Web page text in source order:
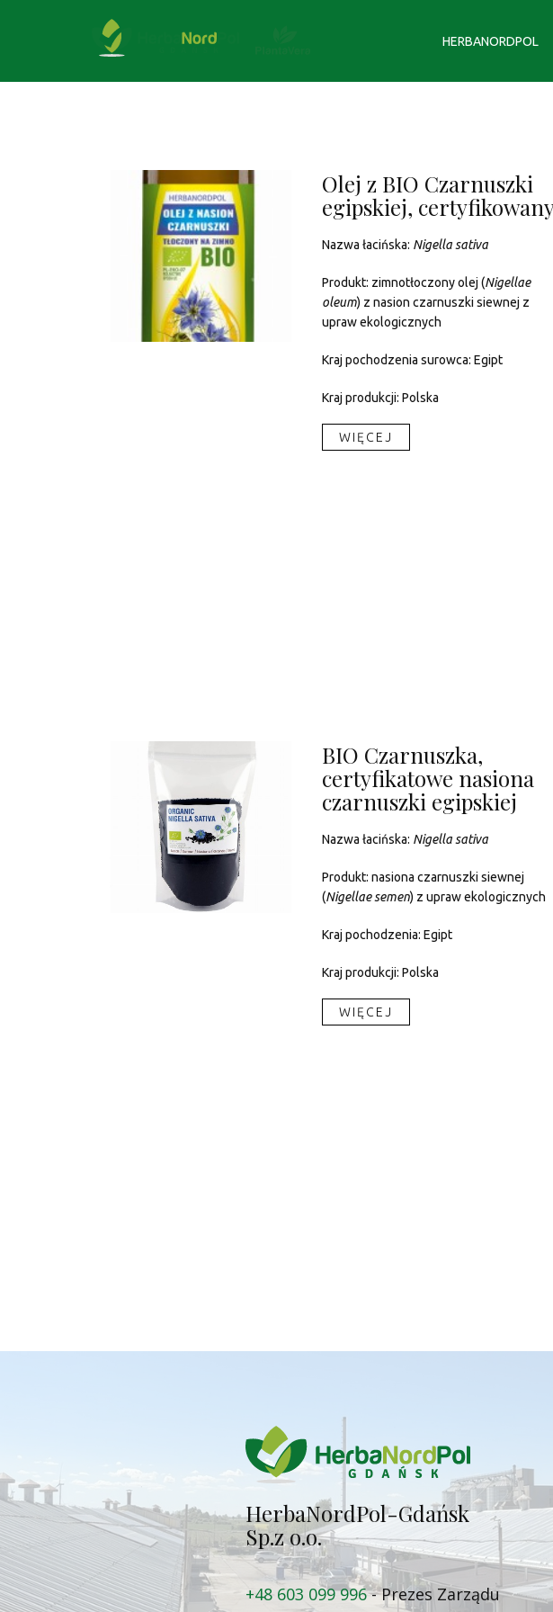
HERBANORDPOL
Olej z BIO Czarnuszki
egipskiej,
Nazwa łacińska: Nigella sativa
Produkt: zimnotłoczony olej (Nigellae
oleum) z nasion czarnuszki siewnej z
upraw ekologicznych
Kraj pochodzenia surowca: Egipt
Kraj produkcji: Polska
WIĘCEJ​
BIO Czarnuszka,
certyfikatowe nasiona
czarnuszki egipskiej
Nazwa łacińska: Nigella sativa
Produkt: nasiona czarnuszki siewnej
(Nigellae semen) z upraw ekologicznych
Kraj pochodzenia: Egipt
Kraj produkcji: Polska
WIĘCEJ​
Herba​NordPol-Gdańsk
Sp.z o.o.
+48 603 099 996 - Prezes Zarząd​u